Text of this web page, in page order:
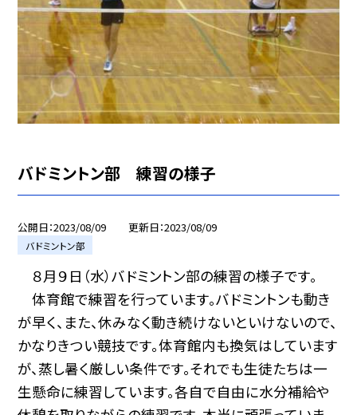
バドミントン部 練習の様子
公開日 2023/08/09 更新日 2023/08/09
バドミントン部
８月９日（水）バドミントン部の練習の様子です。
体育館で練習を行っています。バドミントンも動き
が早く、また、休みなく動き続けないといけないので、
かなりきつい競技です。体育館内も換気はしています
が、蒸し暑く厳しい条件です。それでも生徒たちは一
生懸命に練習しています。各自で自由に水分補給や